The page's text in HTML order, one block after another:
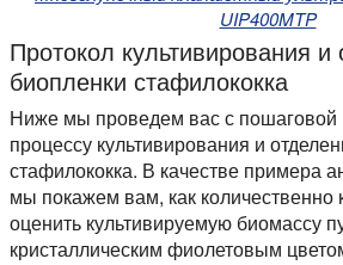
UIP400MTP
Протокол культивирования и
биопленки стафилококка
Ниже мы проведем вас с пошаговой
процессу культивирования и
стафилококка. В качестве примера
мы покажем вам, как количественно
оценить культивируемую биомассу
кристаллическим фиолетовым